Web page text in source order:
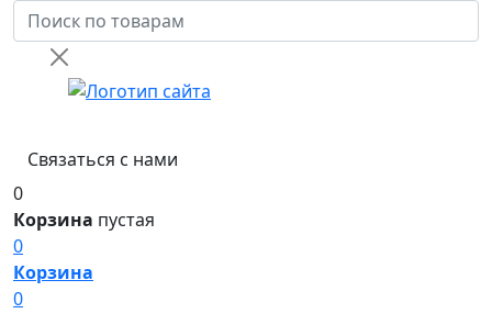
Связаться с нами
0
Корзина пустая
0
Корзина
0